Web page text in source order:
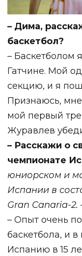
– Дима,
баскетбол?
– Баскетболом
Гатчине. ⁣Мой
секцию, и я
Признаюсь,
мой первый
Журавлев
– Расскажи о
чемпионате
юниорском и
Испании в
Gran Canaria-2.
– Опыт очень
баскетбола, и
Испанию в 15